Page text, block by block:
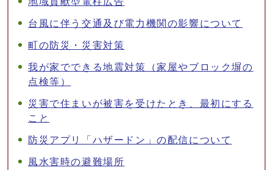
台風に伴う交通及び電力機関の影響について
町の防災・災害対策
我が家でできる地震対策（家屋やブロック塀の
点検等）
災害で住まいが被害を受けたとき、最初にする
こと
防災アプリ「ハザードン」の配信について
風水害時の避難場所